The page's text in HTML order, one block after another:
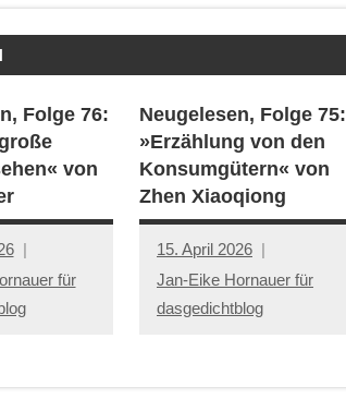
Folge 76:
von
für
Neugelesen, Folge 75:
»Erzählung von den
Konsumgütern« von
Zhen Xiaoqiong
15. April 2026
Jan-Eike Hornauer für
dasgedichtblog